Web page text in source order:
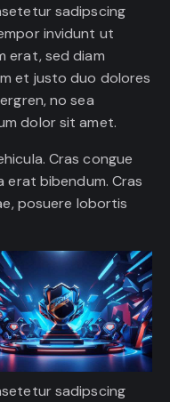
sadipscing
invidunt ut
erat, sed diam
et justo duo dolores
no sea
dolor sit amet.
Cras congue
erat bibendum. Cras
posuere lobortis
sadipscing